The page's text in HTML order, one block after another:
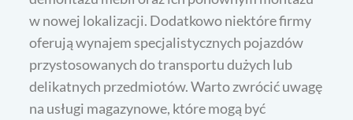
w nowej lokalizacji. Dodatkowo niektóre firmy
oferują wynajem specjalistycznych pojazdów
przystosowanych do transportu dużych lub
delikatnych przedmiotów. Warto zwrócić uwagę
na usługi magazynowe, które mogą być